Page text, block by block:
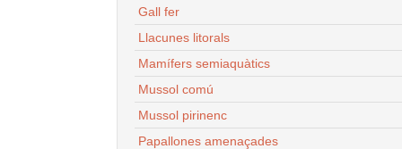
Gall fer
Llacunes litorals
Mamífers semiaquàtics
Mussol comú
Mussol pirinenc
Papallones amenaçades